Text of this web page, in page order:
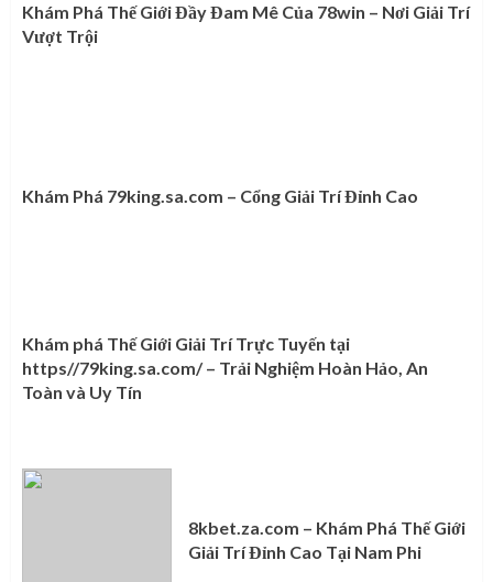
Khám Phá Thế Giới Đầy Đam Mê Của 78win – Nơi Giải Trí
Vượt Trội
Khám Phá 79king.sa.com – Cổng Giải Trí Đỉnh Cao
Khám phá Thế Giới Giải Trí Trực Tuyến tại
https//79king.sa.com/ – Trải Nghiệm Hoàn Hảo, An
Toàn và Uy Tín
8kbet.za.com – Khám Phá Thế Giới
Giải Trí Đỉnh Cao Tại Nam Phi